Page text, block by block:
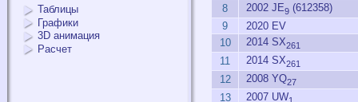
Таблицы
Графики
3D анимация
Расчет
8 2002 JE9 (612358)
9
2020 EV
10
2014 SX261
11 2014 SX261
12 2008 YQ27
13 2007 UW1